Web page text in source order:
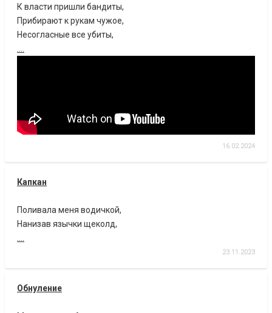
К власти пришли бандиты,
Прибирают к рукам чужое,
Несогласные все убиты,
16.02.2024
Капкан
Поливала меня водичкой,
Нанизав язычки щеколд,
23.11.2023
Обнуление